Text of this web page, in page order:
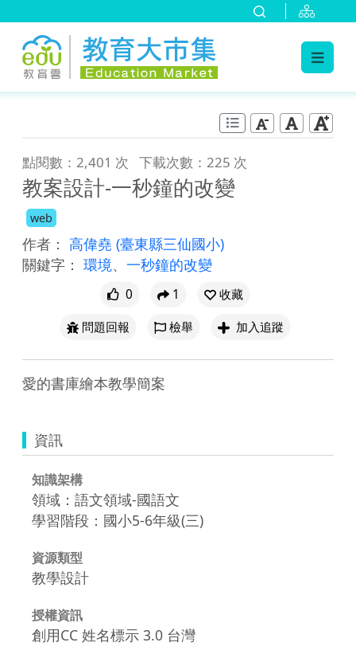
點閱數：2,401 次 下載次數：225 次
教案設計-一秒鐘的改變
web
作者： 高偉堯 (臺東縣三仙國小)
關鍵字： 環境、 一秒鐘的改變
0 1
收藏
問題回報
檢舉 加入追蹤
愛的書庫繪本教學簡案
資訊
知識架構
領域：語文領域-國語文
學習階段：國小5-6年級(三)
資源類型
教學設計
授權資訊
創用CC 姓名標示 3.0 台灣